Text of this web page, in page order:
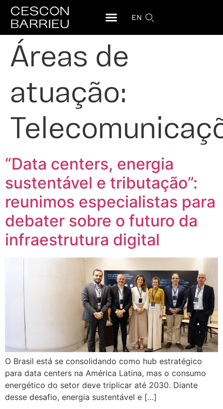
EN
Áreas de
atuação:
“Data centers, energia
sustentável e tributação”:
reunimos especialistas para
debater sobre o futuro da
infraestrutura digital
O Brasil está se consolidando como hub estratégico
para data centers na América Latina, mas o consumo
energético do setor deve triplicar até 2030. Diante
desse desafio, energia sustentável e […]